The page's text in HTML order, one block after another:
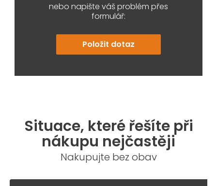
nebo napište váš problém přes
formulář:
Položit dotaz
Situace, které řešíte při
nákupu nejčastěji
Nakupujte bez obav